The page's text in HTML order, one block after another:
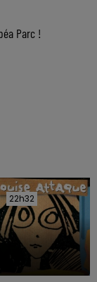
Parc !
22h32
22h32